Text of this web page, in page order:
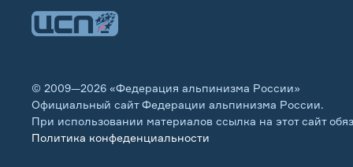
© 2009—2026 «Федерация альпинизма России»
Официальный сайт Федерации альпинизма России.
При использовании материалов ссылка на этот сайт
Политика конфеденциальности